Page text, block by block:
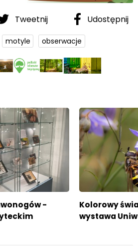
Tweetnij Udostępnij
motyle obserwacje
-
Kolorowy
wystawa